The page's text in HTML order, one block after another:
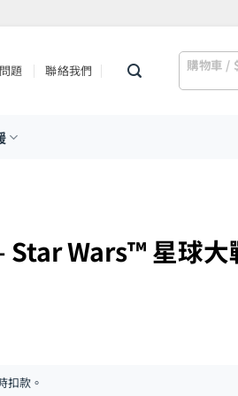
題 聯絡我們 購物車 /
Star Wars™ 星球大
扣款。